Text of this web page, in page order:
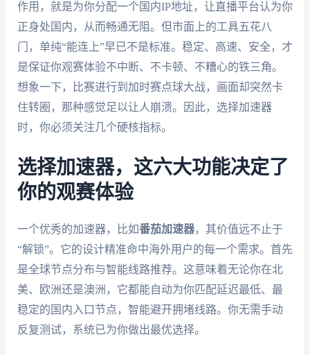
作用，就是为你分配一个国内IP地址，让直播平台认为你
正身处国内，从而畅通无阻。但市面上的工具五花八
门，单纯“能连上”早已不是标准。稳定、高速、安全，才
是保证你观赛体验不中断、不卡顿、不糟心的铁三角。
想象一下，比赛进行到加时赛点球大战，画面却突然卡
住转圈，那种感觉足以让人崩溃。因此，选择加速器
时，你必须关注几个硬核指标。
选择加速器，这六大功能决定了
你的观赛体验
一个优秀的加速器，比如番茄加速器，其价值远不止于
“解锁”。它的设计精准命中海外用户的每一个需求。首先
是全球节点分布与智能线路推荐。这意味着无论你在北
美、欧洲还是澳洲，它都能自动为你匹配延迟最低、最
稳定的国内入口节点，智能避开拥堵线路。你无需手动
反复测试，系统已为你做出最优选择。